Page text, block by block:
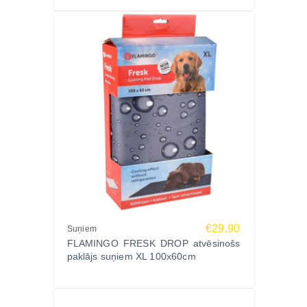
Novietojiet paklāju uz līdzenas virsmas vietā, kur
suns parasti atpūšas – uz grīdas, būrī, guļvietā vai
automašīnā. Paklājs aktivizējas automātiski, tiklīdz
suns uz tā apguļas, un sāk atvēsināt ķermeni.
Nav nepieciešama iepriekšēja dzesēšana vai ūdens
pievienošana. Lai saglabātu maksimālu efektivitāti,
ieteicams pēc ilgstošas lietošanas ļaut paklājam
“atpūsties” dažas minūtes. Tīrīšanai izmantojiet
mīkstu, mitru drānu.
Neatstājiet produktu tiešos saules staros ilgstoši un
izvairieties no asiem priekšmetiem, kas var bojāt
Izgatavots no poliestera, sūkļa un atvēsinoša gela,
Suņiem €29.90
FLAMINGO FRESK DROP atvēsinošs
paklājs suņiem XL 100x60cm